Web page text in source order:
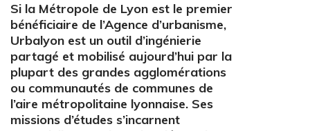
Si la Métropole de Lyon est le premier
bénéficiaire de l’Agence d’urbanisme,
Urbalyon est un outil d’ingénierie
partagé et mobilisé aujourd’hui par la
plupart des grandes agglomérations
ou communautés de communes de
l’aire métropolitaine lyonnaise. Ses
missions d’études s’incarnent